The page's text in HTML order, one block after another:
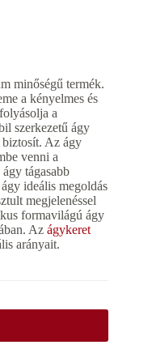
minőségű termék.
a kényelmes és
a
szerkezetű ágy
biztosít. Az ágy
venni a
tágasabb
ideális megoldás
megjelenéssel
formavilágú ágy
Az ágykeret
arányait.